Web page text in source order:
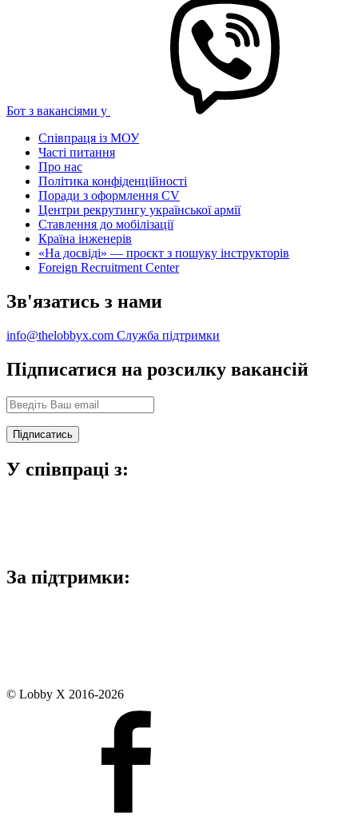
Бот з вакансіями у
Співпраця із МОУ
Часті питання
Про нас
Політика конфіденційності
Поради з оформлення CV
Центри рекрутингу української армії
Ставлення до мобілізації
Країна інженерів
«На досвіді» — проєкт з пошуку інструкторів
Foreign Recruitment Center
Зв'язатись з нами
info@thelobbyx.com Служба підтримки
Підписатися на розсилку вакансій
У співпраці з:
За підтримки:
© Lobby X 2016-2026